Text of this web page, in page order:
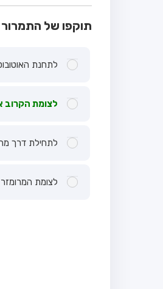
תוקפו של
לתחנת
לצומת הקרוב
לתחילת דרך
לצומת